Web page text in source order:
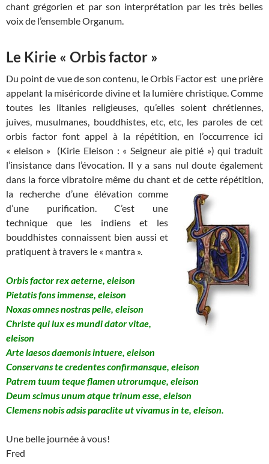
chant grégorien et par son interprétation par les très belles
voix de l’ensemble Organum.
Le Kirie « Orbis factor »
Du point de vue de son contenu, le Orbis Factor est une prière
appelant la miséricorde divine et la lumière christique. Comme
toutes les litanies religieuses, qu’elles soient chrétiennes,
juives, musulmanes, bouddhistes, etc, etc, les paroles de cet
orbis factor font appel à la répétition, en l’occurrence ici
« eleison » (Kirie Eleison : « Seigneur aie pitié ») qui traduit
l’insistance dans l’évocation. Il y a sans nul doute également
dans la force vibratoire même du chant et de cetterépétition,
la recherche d’une élévation comme
d’une purification. C’est une
technique que les indiens et les
bouddhistes connaissent bien aussi et
pratiquent à travers le « mantra ».
Orbis factor rex aeterne, eleison
Pietatis fons immense, eleison
Noxas omnes nostras pelle, eleison
Christe qui lux es mundi dator vitae,
eleison
Arte laesos daemonis intuere, eleison
Conservans te credentes confirmansque, eleison
Patrem tuum teque flamen utrorumque, eleison
Deum scimus unum atque trinum esse, eleison
Clemens nobis adsis paraclite ut vivamus in te, eleison.
Une belle journée à vous!
Fred